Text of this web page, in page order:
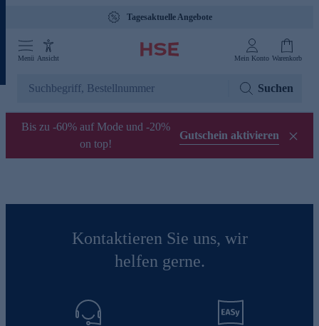
Tagesaktuelle Angebote
Menü Ansicht Mein Konto Warenkorb
Suchen
Bis zu -60% auf Mode und -20%
on top!
Gutschein aktivieren
Kontaktieren Sie uns, wir
helfen gerne.